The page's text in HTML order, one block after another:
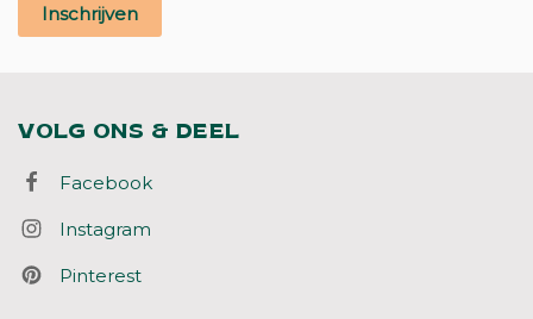
Inschrijven
VOLG ONS & DEEL
Facebook
Instagram
Pinterest